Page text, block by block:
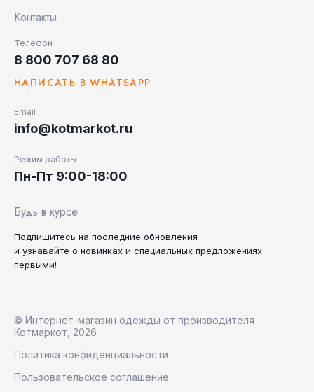
Контакты
Телефон
8 800 707 68 80
НАПИСАТЬ В WHATSAPP
Email
info@kotmarkot.ru
Режим работы
Пн-Пт 9:00-18:00
Будь в курсе
Подпишитесь на последние обновления
и узнавайте о новинках и специальных предложениях
первыми!
© Интернет-магазин одежды от производителя
Котмаркот, 2026
Политика конфиденциальности
Пользовательское соглашение